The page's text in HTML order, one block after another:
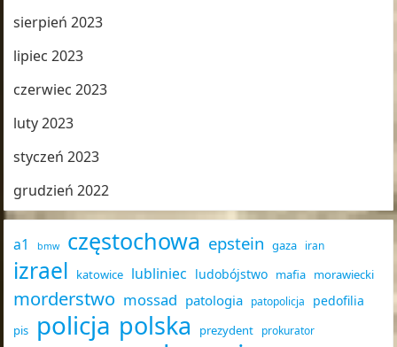
sierpień 2023
lipiec 2023
czerwiec 2023
luty 2023
styczeń 2023
grudzień 2022
a1 bmw częstochowa epstein gaza iran
izrael katowice lubliniec ludobójstwo mafia morawiecki
morderstwo mossad patologia patopolicja pedofilia
pis policja polska prezydent prokurator